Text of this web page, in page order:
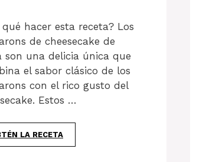
qué hacer esta receta? Los
de cheesecake de
son una delicia única que
el sabor clásico de los
con el rico gusto del
Estos …
LA RECETA